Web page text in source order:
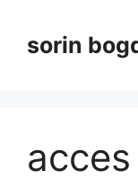
contentsorin